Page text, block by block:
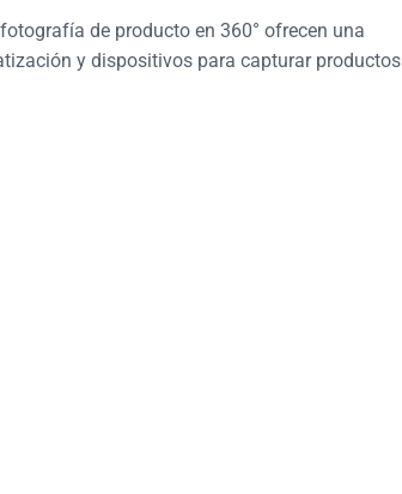
de producto en 360° ofrecen una
y dispositivos para capturar productos